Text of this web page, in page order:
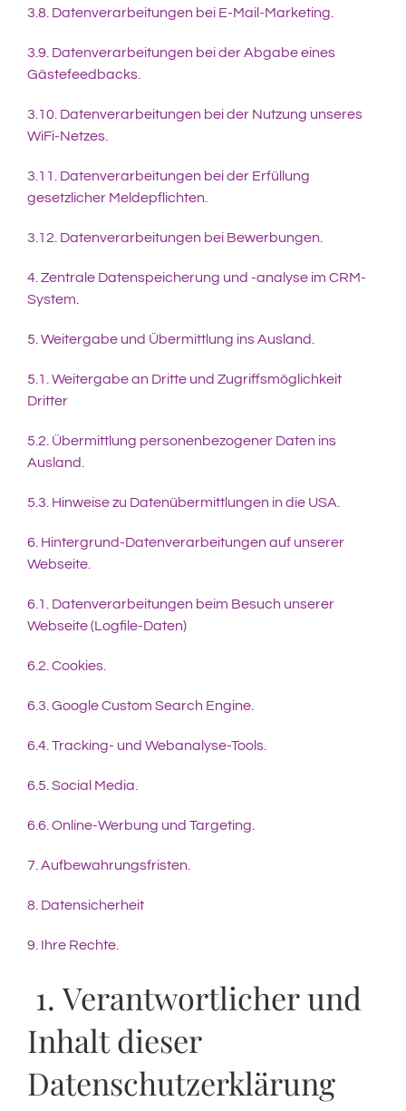
3.8. Datenverarbeitungen bei E-Mail-Marketing.
3.9. Datenverarbeitungen bei der Abgabe eines
Gästefeedbacks.
3.10. Datenverarbeitungen bei der Nutzung unseres
WiFi-Netzes.
3.11. Datenverarbeitungen bei der Erfüllung
gesetzlicher Meldepflichten.
3.12. Datenverarbeitungen bei Bewerbungen.
4. Zentrale Datenspeicherung und -analyse im CRM-
System.
5. Weitergabe und Übermittlung ins Ausland.
5.1. Weitergabe an Dritte und Zugriffsmöglichkeit
Dritter
5.2. Übermittlung personenbezogener Daten ins
Ausland.
5.3. Hinweise zu Datenübermittlungen in die USA.
6. Hintergrund-Datenverarbeitungen auf unserer
Webseite.
6.1. Datenverarbeitungen beim Besuch unserer
Webseite (Logfile-Daten)
6.2. Cookies.
6.3. Google Custom Search Engine.
6.4. Tracking- und Webanalyse-Tools.
6.5. Social Media.
6.6. Online-Werbung und Targeting.
7. Aufbewahrungsfristen.
8. Datensicherheit
9. Ihre Rechte.
1. Verantwortlicher und
Inhalt dieser
Datenschutzerklärung